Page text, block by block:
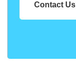
Contact Us